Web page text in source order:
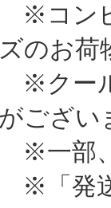
ンビ
ズのお荷
ール
がござい
部、
発送